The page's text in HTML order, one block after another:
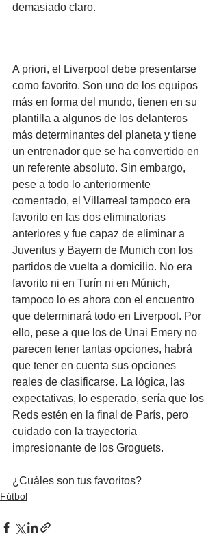
demasiado claro.
A priori, el Liverpool debe presentarse
como favorito. Son uno de los equipos
más en forma del mundo, tienen en su
plantilla a algunos de los delanteros
más determinantes del planeta y tiene
un entrenador que se ha convertido en
un referente absoluto. Sin embargo,
pese a todo lo anteriormente
comentado, el Villarreal tampoco era
favorito en las dos eliminatorias
anteriores y fue capaz de eliminar a
Juventus y Bayern de Munich con los
partidos de vuelta a domicilio. No era
favorito ni en Turín ni en Múnich,
tampoco lo es ahora con el encuentro
que determinará todo en Liverpool. Por
ello, pese a que los de Unai Emery no
parecen tener tantas opciones, habrá
que tener en cuenta sus opciones
reales de clasificarse. La lógica, las
expectativas, lo esperado, sería que los
Reds estén en la final de París, pero
cuidado con la trayectoria
impresionante de los Groguets.
¿Cuáles son tus favoritos?
Fútbol